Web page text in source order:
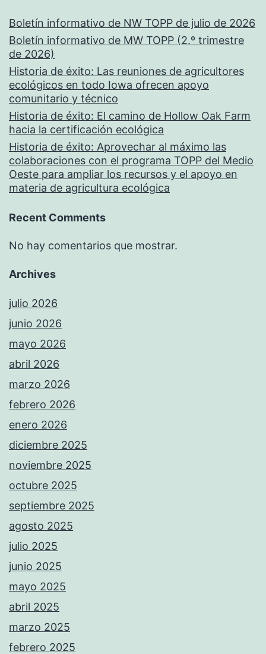
Boletín informativo de NW TOPP de julio de 2026
Boletín informativo de MW TOPP (2.º trimestre
de 2026)
Historia de éxito: Las reuniones de agricultores
ecológicos en todo Iowa ofrecen apoyo
comunitario y técnico
Historia de éxito: El camino de Hollow Oak Farm
hacia la certificación ecológica
Historia de éxito: Aprovechar al máximo las
colaboraciones con el programa TOPP del Medio
Oeste para ampliar los recursos y el apoyo en
materia de agricultura ecológica
Recent Comments
No hay comentarios que mostrar.
Archives
julio 2026
junio 2026
mayo 2026
abril 2026
marzo 2026
febrero 2026
enero 2026
diciembre 2025
noviembre 2025
octubre 2025
septiembre 2025
agosto 2025
julio 2025
junio 2025
mayo 2025
abril 2025
marzo 2025
febrero 2025